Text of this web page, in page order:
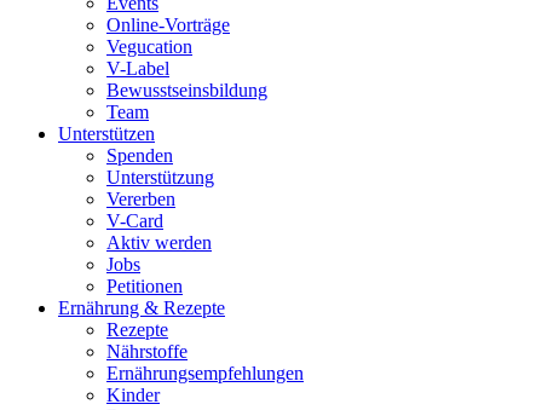
Online-Vorträge
Vegucation
V-Label
Bewusstseinsbildung
Team
Unterstützen
Spenden
Unterstützung
Vererben
V-Card
Aktiv werden
Jobs
Petitionen
Ernährung & Rezepte
Rezepte
Nährstoffe
Ernährungsempfehlungen
Kinder